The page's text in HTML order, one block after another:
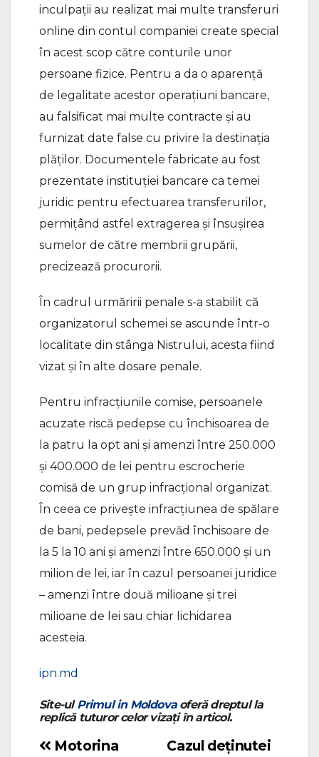
inculpații au realizat mai multe transferuri
online din contul companiei create special
în acest scop către conturile unor
persoane fizice. Pentru a da o aparență
de legalitate acestor operațiuni bancare,
au falsificat mai multe contracte și au
furnizat date false cu privire la destinația
plăților. Documentele fabricate au fost
prezentate instituției bancare ca temei
juridic pentru efectuarea transferurilor,
permițând astfel extragerea și însușirea
sumelor de către membrii grupării,
precizează procurorii.
În cadrul urmăririi penale s-a stabilit că
organizatorul schemei se ascunde într-o
localitate din stânga Nistrului, acesta fiind
vizat și în alte dosare penale.
Pentru infracțiunile comise, persoanele
acuzate riscă pedepse cu închisoarea de
la patru la opt ani și amenzi între 250.000
și 400.000 de lei pentru escrocherie
comisă de un grup infracțional organizat.
În ceea ce privește infracțiunea de spălare
de bani, pedepsele prevăd închisoare de
la 5 la 10 ani și amenzi între 650.000 și un
milion de lei, iar în cazul persoanei juridice
– amenzi între două milioane și trei
milioane de lei sau chiar lichidarea
acesteia.
ipn.md
Site-ulPrimul in Moldovaoferă dreptul la
replică tuturor celor vizați în articol.
Navigare Cazul deținutei
Motorina